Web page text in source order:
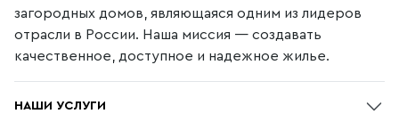
загородных домов, являющаяся одним из лидеров
отрасли в России. Наша миссия — создавать
качественное, доступное и надежное жилье.
НАШИ УСЛУГИ